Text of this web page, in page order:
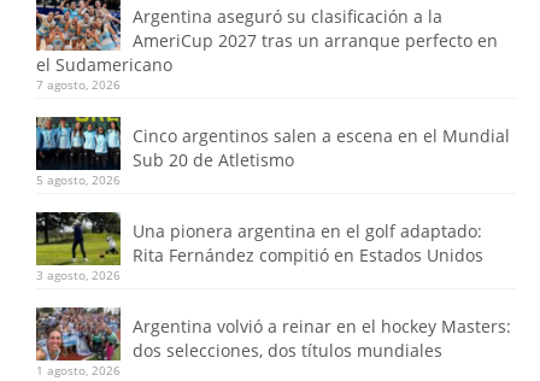
Argentina aseguró su clasificación a la
AmeriCup 2027 tras un arranque perfecto en
el Sudamericano
7 agosto, 2026
Cinco argentinos salen a escena en el Mundial
Sub 20 de Atletismo
5 agosto, 2026
Una pionera argentina en el golf adaptado:
Rita Fernández compitió en Estados Unidos
3 agosto, 2026
Argentina volvió a reinar en el hockey Masters:
dos selecciones, dos títulos mundiales
1 agosto, 2026